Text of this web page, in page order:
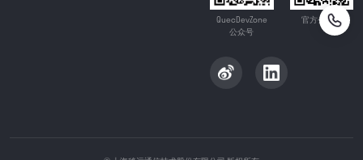
QuecDevZone
公众号
官方公众号